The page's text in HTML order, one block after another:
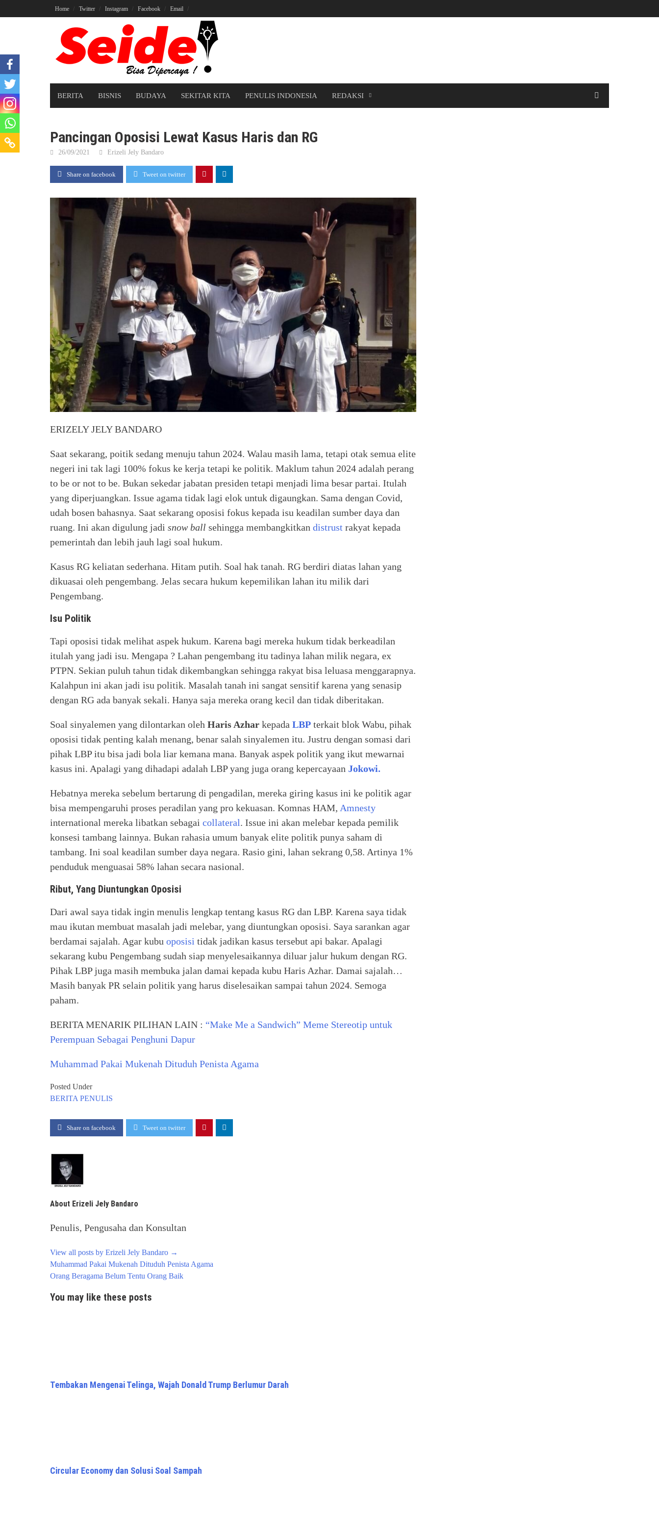
to
Home Twitter Instagram Facebook Email
BERITA BISNIS BUDAYA SEKITAR KITA PENULIS INDONESIA REDAKSI
Pancingan Oposisi Lewat Kasus Haris dan RG
26/09/2021 Erizeli Jely Bandaro
Share on facebook Tweet on twitter
ERIZELY JELY BANDARO
Saat sekarang, poitik sedang menuju tahun 2024. Walau masih lama, tetapi otak semua elite
negeri ini tak lagi 100% fokus ke kerja tetapi ke politik. Maklum tahun 2024 adalah perang
to be or not to be. Bukan sekedar jabatan presiden tetapi menjadi lima besar partai. Itulah
yang diperjuangkan. Issue agama tidak lagi elok untuk digaungkan. Sama dengan Covid,
udah bosen bahasnya. Saat sekarang oposisi fokus kepada isu keadilan sumber daya dan
ruang. Ini akan digulung jadi snow ball sehingga membangkitkan distrust rakyat kepada
pemerintah dan lebih jauh lagi soal hukum.
Kasus RG keliatan sederhana. Hitam putih. Soal hak tanah. RG berdiri diatas lahan yang
dikuasai oleh pengembang. Jelas secara hukum kepemilikan lahan itu milik dari
Pengembang.
Isu Politik
Tapi oposisi tidak melihat aspek hukum. Karena bagi mereka hukum tidak berkeadilan
itulah yang jadi isu. Mengapa ? Lahan pengembang itu tadinya lahan milik negara, ex
PTPN. Sekian puluh tahun tidak dikembangkan sehingga rakyat bisa leluasa menggarapnya.
Kalahpun ini akan jadi isu politik. Masalah tanah ini sangat sensitif karena yang senasip
dengan RG ada banyak sekali. Hanya saja mereka orang kecil dan tidak diberitakan.
Soal sinyalemen yang dilontarkan oleh Haris Azhar kepada LBP terkait blok Wabu, pihak
oposisi tidak penting kalah menang, benar salah sinyalemen itu. Justru dengan somasi dari
pihak LBP itu bisa jadi bola liar kemana mana. Banyak aspek politik yang ikut mewarnai
kasus ini. Apalagi yang dihadapi adalah LBP yang juga orang kepercayaan Jokowi.
Hebatnya mereka sebelum bertarung di pengadilan, mereka giring kasus ini ke politik agar
bisa mempengaruhi proses peradilan yang pro kekuasan. Komnas HAM, Amnesty
international mereka libatkan sebagai collateral. Issue ini akan melebar kepada pemilik
konsesi tambang lainnya. Bukan rahasia umum banyak elite politik punya saham di
tambang. Ini soal keadilan sumber daya negara. Rasio gini, lahan sekrang 0,58. Artinya 1%
penduduk menguasai 58% lahan secara nasional.
Ribut, Yang Diuntungkan Oposisi
Dari awal saya tidak ingin menulis lengkap tentang kasus RG dan LBP. Karena saya tidak
mau ikutan membuat masalah jadi melebar, yang diuntungkan oposisi. Saya sarankan agar
berdamai sajalah. Agar kubu oposisi tidak jadikan kasus tersebut api bakar. Apalagi
sekarang kubu Pengembang sudah siap menyelesaikannya diluar jalur hukum dengan RG.
Pihak LBP juga masih membuka jalan damai kepada kubu Haris Azhar. Damai sajalah…
Masih banyak PR selain politik yang harus diselesaikan sampai tahun 2024. Semoga
paham.
BERITA MENARIK PILIHAN LAIN : “Make Me a Sandwich” Meme Stereotip untuk
Perempuan Sebagai Penghuni Dapur
Muhammad Pakai Mukenah Dituduh Penista Agama
Posted Under
BERITA PENULIS
Share on facebook Tweet on twitter
About Erizeli Jely Bandaro
Penulis, Pengusaha dan Konsultan
View all posts by Erizeli Jely Bandaro →
Post
navigation
Muhammad Pakai Mukenah Dituduh Penista Agama
Orang Beragama Belum Tentu Orang Baik
You may like these posts
Tembakan Mengenai Telinga, Wajah Donald Trump Berlumur Darah
Circular Economy dan Solusi Soal Sampah